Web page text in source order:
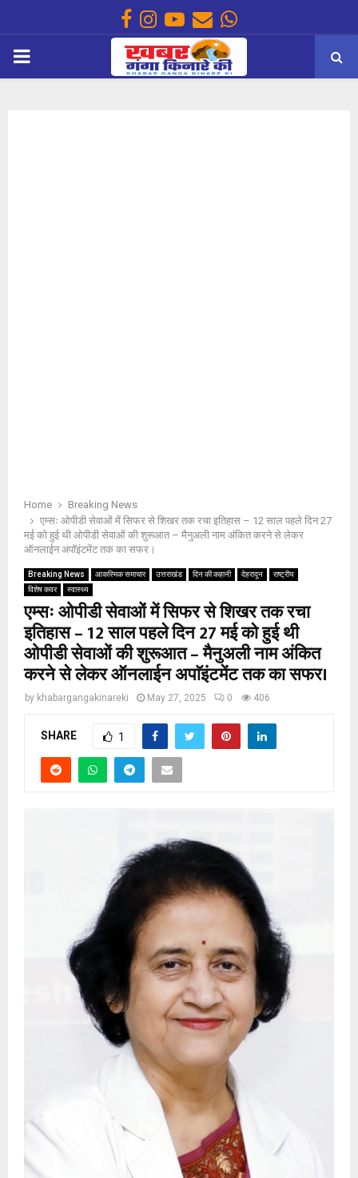
Facebook
Instagram
Youtube
EmailWhatsapp
PRIMARY
Home
Breaking News
एम्सः ओपीडी सेवाओं में सिफर से शिखर तक रचा इतिहास – 12 साल पहले दिन 27
मई को हुई थी ओपीडी सेवाओं की शुरूआत – मैनुअली नाम अंकित करने से लेकर
ऑनलाईन अपाॅइंटमेंट तक का सफर।
Breaking News आकस्मिक समाचार उत्तराखंड दिन की कहानी देहरादून
राष्ट्रीय
विशेष कवर
स्वास्थ्य
एम्सः ओपीडी सेवाओं में सिफर से शिखर तक रचा
इतिहास – 12 साल पहले दिन 27 मई को हुई थी
ओपीडी सेवाओं की शुरूआत – मैनुअली नाम अंकित
करने से लेकर ऑनलाईन अपाॅइंटमेंट तक का सफर।
by khabargangakinareki May 27, 2025 0 406
SHARE 1